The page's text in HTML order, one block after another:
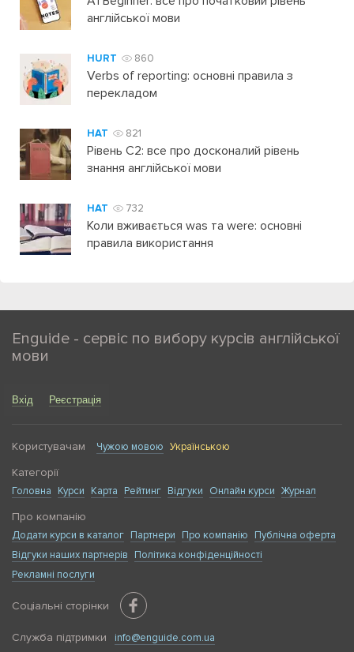
англійської мови
HURT 860
Verbs of reporting: основні правила з
перекладом
HAT 821
Рівень C2: все про досконалий рівень
знання англійської мови
HAT 732
Коли вживається was та were: основні
правила використання
Enguide - сервіс по вибору курсів англійської
мови
Вхід Реєстрація
Користувачам Чужою мовою Українською
Категорії
Головна Курси Карта Рейтинг Відгуки Онлайн курси Журнал
Про компанію
Додати курси в каталог Партнери Про компанію
Публічна оферта
Відгуки наших партнерів
Політика конфіденційності
Рекламні послуги
Соціальні сторінки
Служба підтримки info@enguide.com.ua